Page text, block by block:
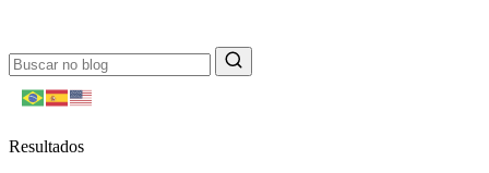
Resultados